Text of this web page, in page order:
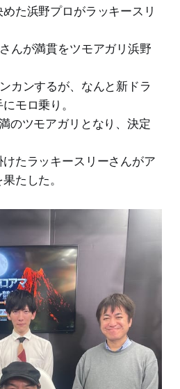
た浜野プロがラッキースリ
んが満貫をツモアガリ浜野
カンするが、なんと新ドラ
モロ乗り。
のツモアガリとなり、決定
たラッキースリーさんがア
たした。